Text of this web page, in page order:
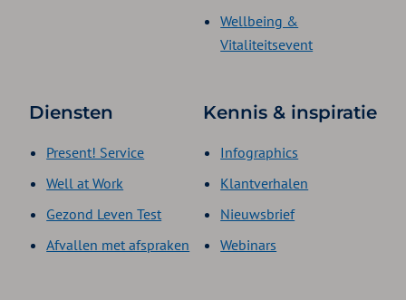
Wellbeing &
Vitaliteitsevent
Diensten
Present! Service
Well at Work
Gezond Leven Test
Afvallen met afspraken
Kennis & inspiratie
Infographics
Klantverhalen
Nieuwsbrief
Webinars